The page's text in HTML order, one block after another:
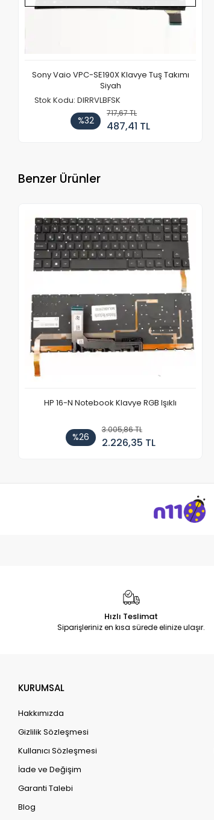
Sony Vaio VPC-SE190X Klavye Tuş Takımı
Siyah
Stok Kodu: DIRRVLBFSK
%32
717,67 TL
487,41 TL
Benzer Ürünler
HP 16-N Notebook Klavye RGB Işıklı
%26
3.005,86 TL
2.226,35 TL
Hızlı Teslimat
Siparişleriniz en kısa sürede elinize ulaşır.
KURUMSAL
Hakkımızda
Gizlilik Sözleşmesi
Kullanıcı Sözleşmesi
İade ve Değişim
Garanti Talebi
Blog